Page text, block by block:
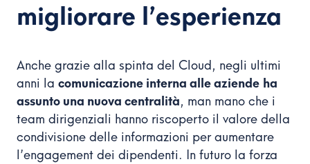
migliorare l’esperienza
Anche grazie alla spinta del Cloud, negli ultimi
anni la comunicazione interna alle aziende ha
assunto una nuova centralità, man mano che i
team dirigenziali hanno riscoperto il valore della
condivisione delle informazioni per aumentare
l’engagement dei dipendenti. In futuro la forza